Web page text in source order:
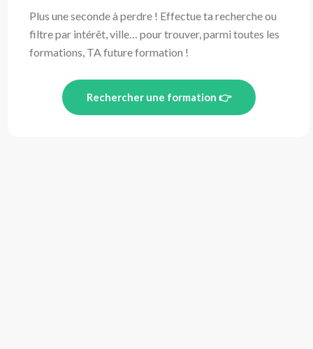
Plus une seconde à perdre ! Effectue ta recherche ou
filtre par intérêt, ville… pour trouver, parmi toutes les
formations, TA future formation !
Rechercher une formation 👉